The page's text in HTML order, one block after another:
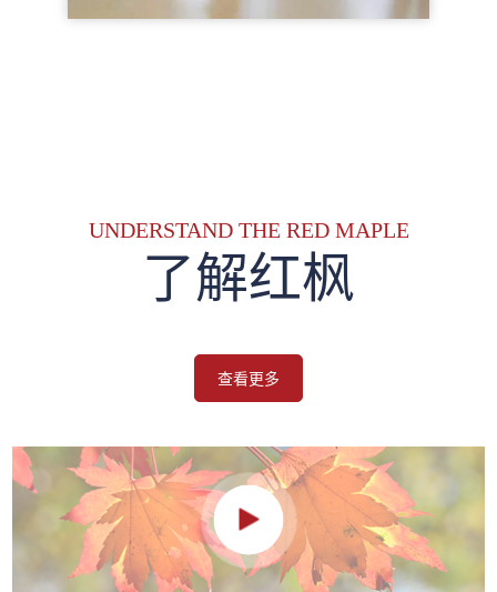
UNDERSTAND THE RED MAPLE
了解红枫
查看更多